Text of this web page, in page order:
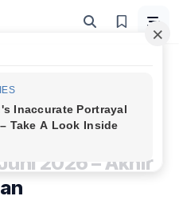
Pisces:
2026 – Akhir